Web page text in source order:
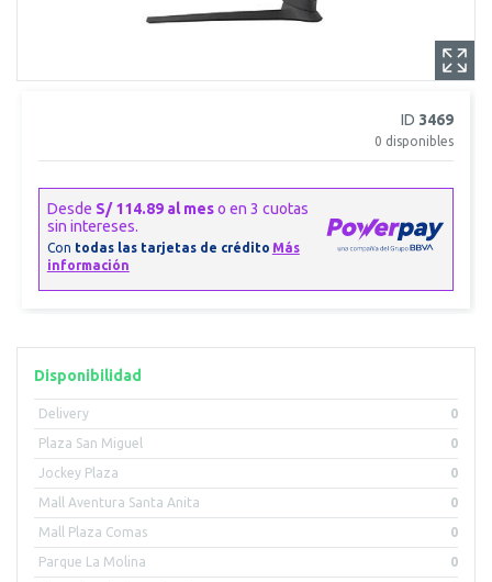
Disponibilidad
Delivery 0
Plaza San Miguel 0
Jockey Plaza 0
Mall Aventura Santa Anita 0
Mall Plaza Comas 0
Parque La Molina 0
ID 3469
0 disponibles